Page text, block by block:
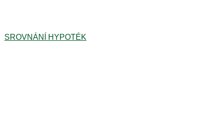
SROVNÁNÍ HYPOTÉK